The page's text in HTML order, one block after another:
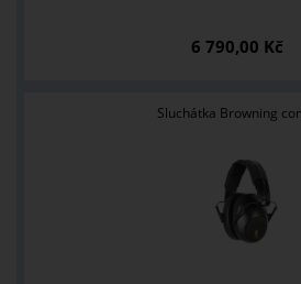
6 790,00 Kč
Sluchátka Browning